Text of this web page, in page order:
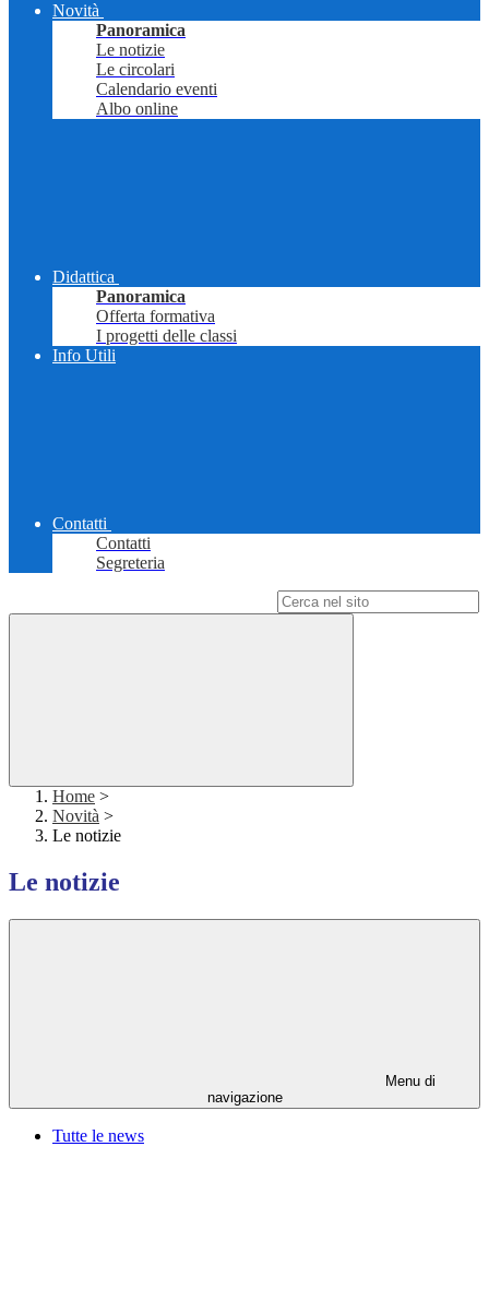
Novità
Panoramica
Le notizie
Le circolari
Calendario eventi
Albo online
Didattica
Panoramica
Offerta formativa
I progetti delle classi
Info Utili
Contatti
Contatti
Segreteria
Home >
Novità >
Le notizie
Le notizie
Menu di
navigazione
Tutte le news